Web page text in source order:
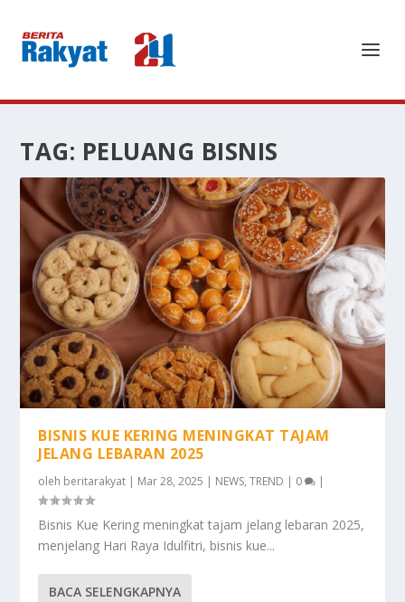
TAG: PELUANG BISNIS
BISNIS KUE KERING MENINGKAT TAJAM
JELANG LEBARAN 2025
oleh beritarakyat | Mar 28, 2025 | NEWS,TREND | 0 |
Bisnis Kue Kering meningkat tajam jelang lebaran 2025,
menjelang Hari Raya Idulfitri, bisnis kue...
BACA SELENGKAPNYA